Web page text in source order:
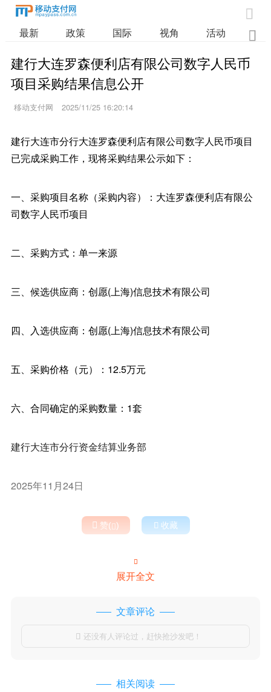

最新 政策 国际 视角 活动 业

建行大连罗森便利店有限公司数字人民币
项目采购结果信息公开
移动支付网 2025/11/25 16:20:14
建行大连市分行大连罗森便利店有限公司数字人民币项目
已完成采购工作，现将采购结果公示如下：
一、采购项目名称（采购内容）：大连罗森便利店有限公
司数字人民币项目
二、采购方式：单一来源
三、候选供应商：创愿(上海)信息技术有限公司
四、入选供应商：创愿(上海)信息技术有限公司
五、采购价格（元）：12.5万元
六、合同确定的采购数量：1套
建行大连市分行资金结算业务部
2025年11月24日
 赞()  收藏

展开全文
文章评论
 还没有人评论过，赶快抢沙发吧！
相关阅读